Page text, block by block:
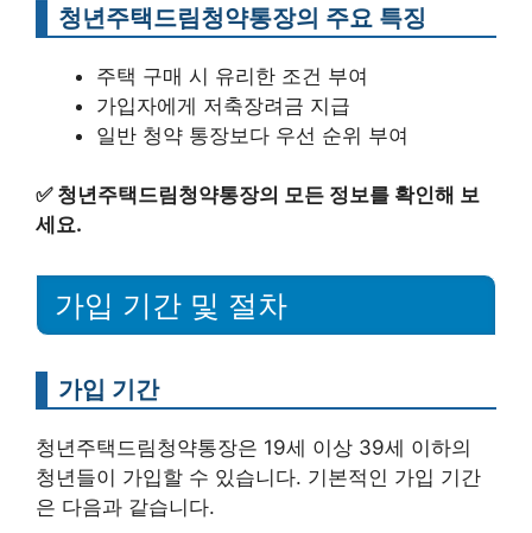
청년주택드림청약통장의 주요 특징
주택 구매 시 유리한 조건 부여
가입자에게 저축장려금 지급
일반 청약 통장보다 우선 순위 부여
✅ 청년주택드림청약통장의 모든 정보를 확인해 보
세요.
가입 기간 및 절차
가입 기간
청년주택드림청약통장은 19세 이상 39세 이하의
청년들이 가입할 수 있습니다. 기본적인 가입 기간
은 다음과 같습니다.